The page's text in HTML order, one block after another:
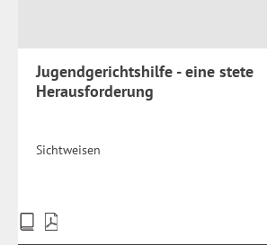
Jugendgerichtshilfe - eine stete
Herausforderung
Sichtweisen
Preise
inkl.